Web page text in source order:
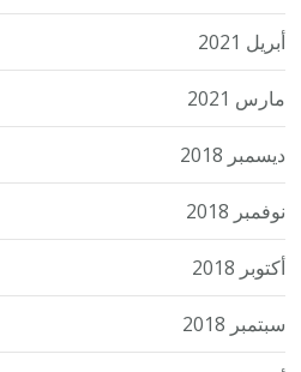
أبريل 2021
مارس 2021
ديسمبر 2018
نوفمبر 2018
أكتوبر 2018
سبتمبر 2018